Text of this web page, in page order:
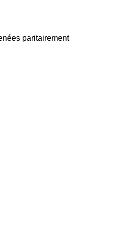
paritairement